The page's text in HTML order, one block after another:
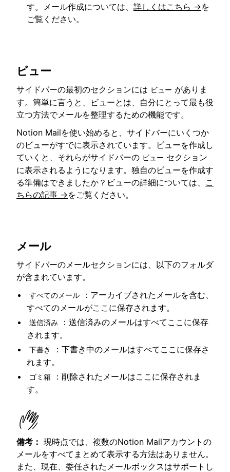
す。メール作成については、 詳しくはこちら →を
ご覧ください。
ビュー
サイドバーの最初のセクションには ビュー がありま
す。簡単に言うと、ビューとは、自分にとって最も役
立つ方法でメールを整理するための機能です。
Notion Mailを使い始めると、サイドバーにいくつか
のビューがすでに表示されています。ビューを作成し
ていくと、それらがサイドバーの ビュー セクション
に表示されるようになります。独自のビューを作成す
る準備はできましたか？ビューの詳細については、 こ
ちらの記事 →をご覧ください。
メール
サイドバーのメールセクションには、以下のフォルダ
が含まれています。
すべてのメール
：アーカイブされたメールを含む、
すべてのメールがここに保存されます。
送信済み
：送信済みのメールはすべてここに保存
されます。
下書き
：下書き中のメールはすべてここに保存さ
れます。
ゴミ箱
：削除されたメールはここに保存されま
す。
備考： 現時点では、複数のNotion Mailアカウントの
メールをすべてまとめて表示する方法はありません。
また、現在、委任されたメールボックスはサポートし